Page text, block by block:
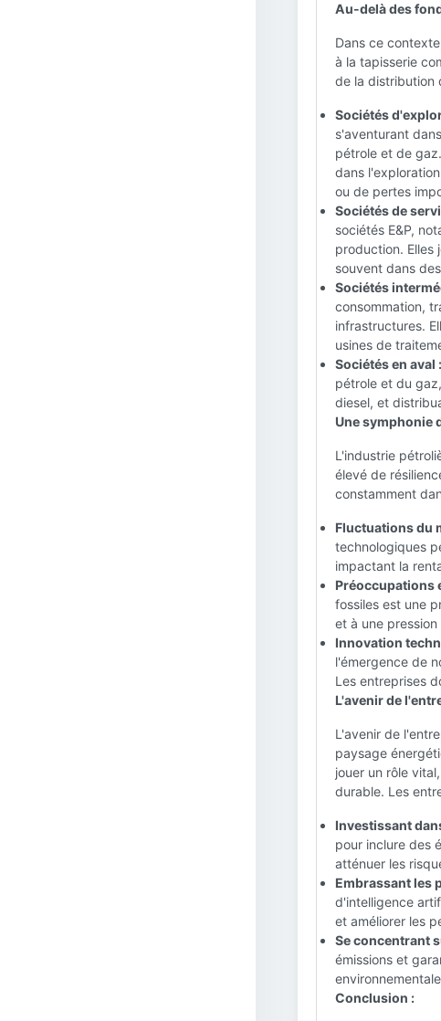
Au-delà des
Dans ce
à la tapisserie
de la distribution
Sociétés
s'aventurant
pétrole et de
dans
ou de pertes
Sociétés de
sociétés E&P,
production. Elles
souvent dans
Sociétés
consommation,
infrastructures.
usines de
Sociétés en aval :
pétrole et du
diesel, et
Une symphonie
L'industrie
élevé de
constamment
Fluctuations du
technologiques
impactant la
Préoccupations
fossiles est une
et à une
Innovation
l'émergence de
Les entreprises
L'avenir de
L'avenir de
paysage
jouer un rôle
durable. Les
Investissant
pour inclure des
atténuer les
Embrassant les
d'intelligence
et améliorer les
Se concentrant
émissions et
Conclusion :